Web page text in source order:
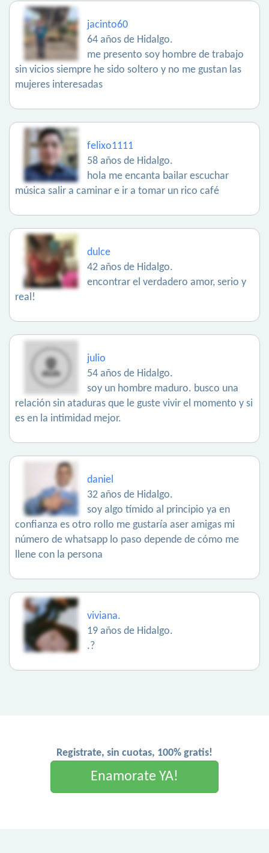
jacinto60
64 años de Hidalgo.
me presento soy hombre de trabajo
sin vicios siempre he sido soltero y no me gustan las
mujeres interesadas
felixo1111
58 años de Hidalgo.
hola me encanta bailar escuchar
música salir a caminar e ir a tomar un rico café
dulce
42 años de Hidalgo.
encontrar el verdadero amor, serio y
real!
julio
54 años de Hidalgo.
soy un hombre maduro. busco una
relación sin ataduras que le guste vivir el momento y si
es en la intimidad mejor.
daniel
32 años de Hidalgo.
soy algo tímido al principio ya en
confianza es otro rollo me gustaría aser amigas mi
número de whatsapp lo paso depende de cómo me
llene con la persona
viviana.
19 años de Hidalgo.
.?
Registrate, sin cuotas, 100% gratis!
Enamorate YA!